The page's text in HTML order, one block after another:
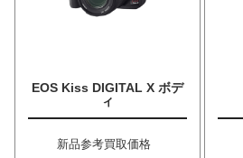
EOS Kiss DIGITAL X ボデ
ィ
新品参考買取価格